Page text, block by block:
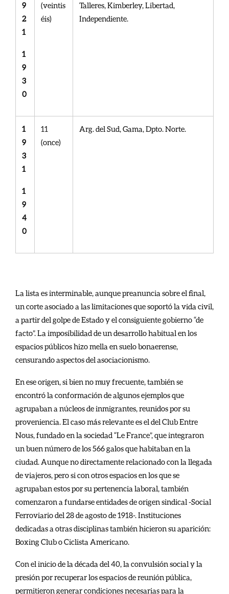
9
2
1
1
9
3
0
(veintis
éis)
Talleres, Kimberley, Libertad,
Independiente.
1
9
3
1
1
9
4
0
11
(once)
Arg. del Sud, Gama, Dpto. Norte.
La lista es interminable, aunque preanuncia sobre el final,
un corte asociado a las limitaciones que soportó la vida civil,
a partir del golpe de Estado y el consiguiente gobierno “de
facto”. La imposibilidad de un desarrollo habitual en los
espacios públicos hizo mella en suelo bonaerense,
censurando aspectos del asociacionismo.
En ese origen, si bien no muy frecuente, también se
encontró la conformación de algunos ejemplos que
agrupaban a núcleos de inmigrantes, reunidos por su
proveniencia. El caso más relevante es el del Club Entre
Nous, fundado en la sociedad “Le France”, que integraron
un buen número de los 566 galos que habitaban en la
ciudad. Aunque no directamente relacionado con la llegada
de viajeros, pero si con otros espacios en los que se
agrupaban estos por su pertenencia laboral, también
comenzaron a fundarse entidades de origen sindical -Social
Ferroviario del 28 de agosto de 1918-. Instituciones
dedicadas a otras disciplinas también hicieron su aparición:
Boxing Club o Ciclista Americano.
Con el inicio de la década del 40, la convulsión social y la
presión por recuperar los espacios de reunión pública,
permitieron generar condiciones necesarias para la